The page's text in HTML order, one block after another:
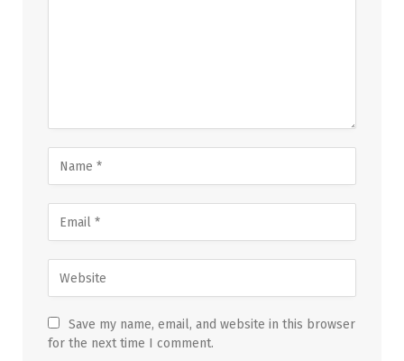
Save my name, email, and website in this browser
for the next time I comment.